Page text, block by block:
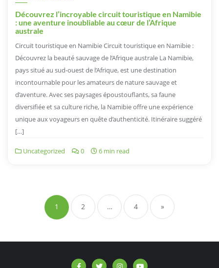
Découvrez l’incroyable circuit touristique en Namibie
: une aventure inoubliable au cœur de l’Afrique
australe
Circuit touristique en Namibie Circuit touristique en Namibie :
Découvrez la beauté sauvage de l’Afrique australe La Namibie,
pays situé au sud-ouest de l’Afrique, est une destination
incontournable pour les amateurs de nature sauvage et
d’aventure. Avec ses paysages époustouflants, sa faune
diversifiée et sa culture riche, la Namibie offre une expérience
unique aux voyageurs en quête d’authenticité. Itinéraire suggéré
[…]
Uncategorized 0 6 min read
des
articles
1 2 … 4 »